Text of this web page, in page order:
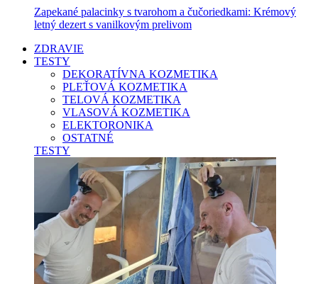
Zapekané palacinky s tvarohom a čučoriedkami: Krémový
letný dezert s vanilkovým prelivom
ZDRAVIE
TESTY
DEKORATÍVNA KOZMETIKA
PLEŤOVÁ KOZMETIKA
TELOVÁ KOZMETIKA
VLASOVÁ KOZMETIKA
ELEKTORONIKA
OSTATNÉ
TESTY